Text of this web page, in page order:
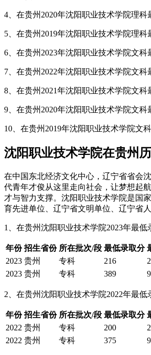
4、在贵州2020年沈阳职业技术学院理
5、在贵州2019年沈阳职业技术学院理
6、在贵州2023年沈阳职业技术学院文
7、在贵州2022年沈阳职业技术学院文
8、在贵州2021年沈阳职业技术学院文
9、在贵州2020年沈阳职业技术学院文
10、在贵州2019年沈阳职业技术学院文
沈阳职业技术学院在贵州
在中国东北经济文化中心，辽宁省省会
代青年才俊从这里走向社会，让梦想起
才与智力支撑。沈阳职业技术学院是国
育先进单位、辽宁省文明单位、辽宁省
1、在贵州沈阳职业技术学院2023年最低
年份 招生省份 所在批次/段 最低录取分
2023 贵州 专科 216
2023 贵州 专科 389
2、在贵州沈阳职业技术学院2022年最低
年份 招生省份 所在批次/段 最低录取分
2022 贵州 专科 200
2022 贵州 专科 375